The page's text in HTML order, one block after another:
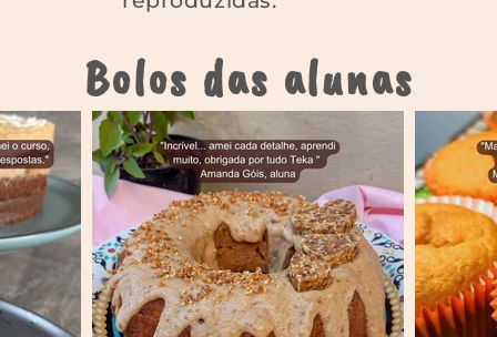
Bolos das alunas